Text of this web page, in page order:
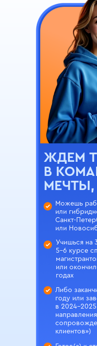
Можешь
или
Санкт-
или
Учишься на
5-6 курсе
или
годах
Либо
году или
в 2024-2025
клиентов»)
ЖДЕМ
В